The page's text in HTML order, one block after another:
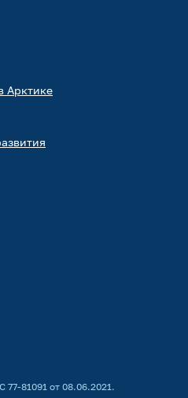
Арктике
81091 от 08.06.2021.